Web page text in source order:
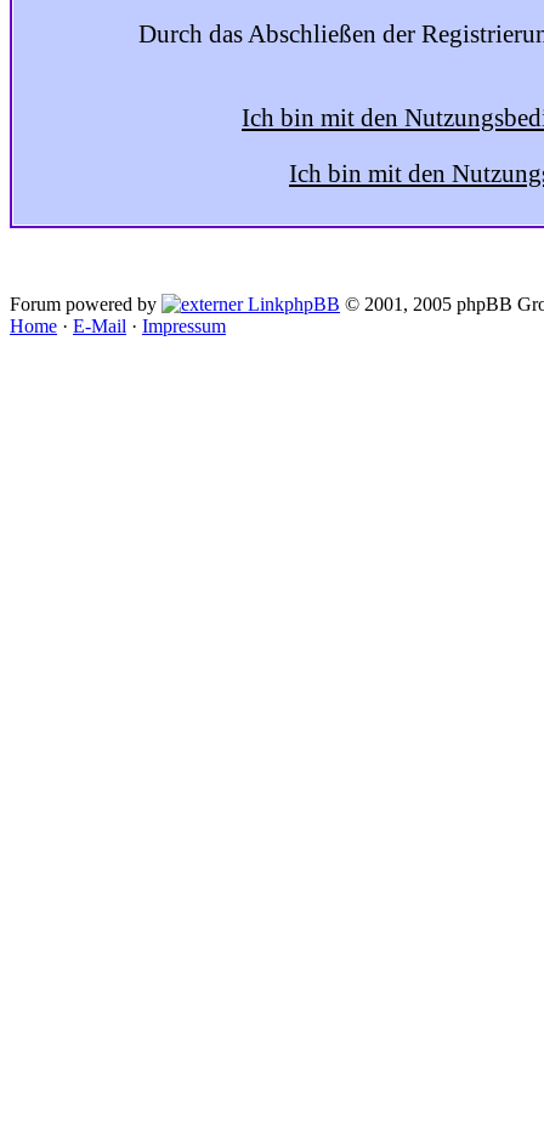
Durch das Abschließen der
Ich bin mit den
Ich bin mit den
Forum powered by phpBB © 2001, 2005 phpBB
Home · E-Mail · Impressum